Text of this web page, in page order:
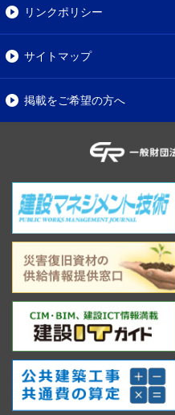
リンクポリシー
サイトマップ
掲載をご希望の方へ